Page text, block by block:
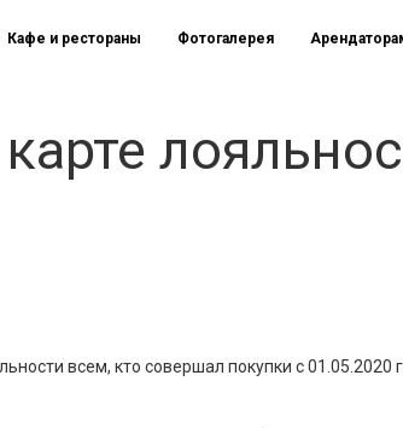
Кафе и рестораны Фотогалерея
всем, кто совершал покупки с 01.05.2020